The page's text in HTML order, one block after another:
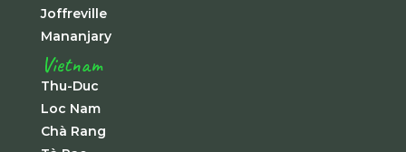
Joffreville
Mananjary
Vietnam
Thu-Duc
Loc Nam
Chà Rang